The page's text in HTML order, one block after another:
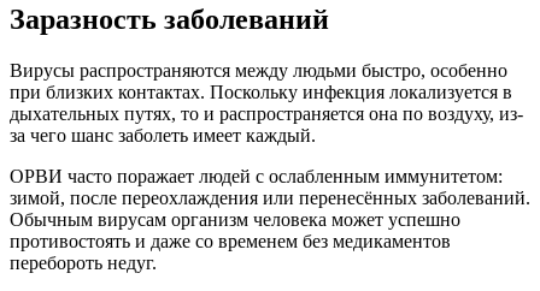
Заразность заболеваний
Вирусы распространяются между людьми быстро, особенно
при близких контактах. Поскольку инфекция локализуется в
дыхательных путях, то и распространяется она по воздуху, из-
за чего шанс заболеть имеет каждый.
ОРВИ часто поражает людей с ослабленным иммунитетом:
зимой, после переохлаждения или перенесённых заболеваний.
Обычным вирусам организм человека может успешно
противостоять и даже со временем без медикаментов
перебороть недуг.